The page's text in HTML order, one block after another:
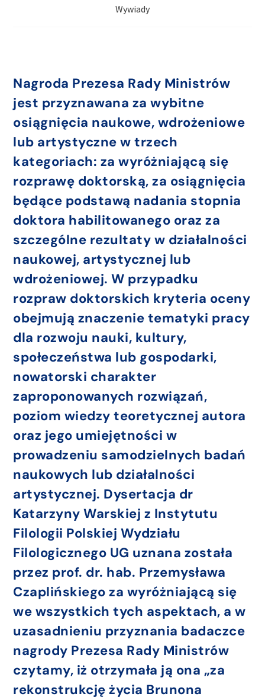
Wywiady
Nagroda Prezesa Rady Ministrów
jest przyznawana za wybitne
osiągnięcia naukowe, wdrożeniowe
lub artystyczne w trzech
kategoriach: za wyróżniającą się
rozprawę doktorską, za osiągnięcia
będące podstawą nadania stopnia
doktora habilitowanego oraz za
szczególne rezultaty w działalności
naukowej, artystycznej lub
wdrożeniowej. W przypadku
rozpraw doktorskich kryteria oceny
obejmują znaczenie tematyki pracy
dla rozwoju nauki, kultury,
społeczeństwa lub gospodarki,
nowatorski charakter
zaproponowanych rozwiązań,
poziom wiedzy teoretycznej autora
oraz jego umiejętności w
prowadzeniu samodzielnych badań
naukowych lub działalności
artystycznej. Dysertacja dr
Katarzyny Warskiej z Instytutu
Filologii Polskiej Wydziału
Filologicznego UG uznana została
przez prof. dr. hab. Przemysława
Czaplińskiego za wyróżniającą się
we wszystkich tych aspektach, a w
uzasadnieniu przyznania badaczce
nagrody Prezesa Rady Ministrów
czytamy, iż otrzymała ją ona „za
rekonstrukcję życia Brunona